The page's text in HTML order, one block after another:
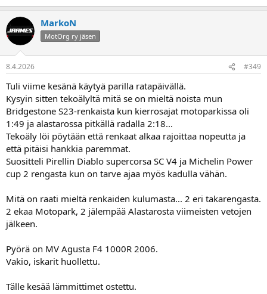
MarkoN
MotOrg ry jäsen
8.4.2026 #349
Tuli viime kesänä käytyä parilla ratapäivällä.
Kysyin sitten tekoälyltä mitä se on mieltä noista mun
Bridgestone S23-renkaista kun kierrosajat motoparkissa oli
1:49 ja alastarossa pitkällä radalla 2:18...
Tekoäly löi pöytään että renkaat alkaa rajoittaa nopeutta ja
että pitäisi hankkia paremmat.
Suositteli Pirellin Diablo supercorsa SC V4 ja Michelin Power
cup 2 rengasta kun on tarve ajaa myös kadulla vähän.
Mitä on raati mieltä renkaiden kulumasta... 2 eri takarengasta.
2 ekaa Motopark, 2 jälempää Alastarosta viimeisten vetojen
jälkeen.
Pyörä on MV Agusta F4 1000R 2006.
Vakio, iskarit huollettu.
Tälle kesää lämmittimet ostettu.